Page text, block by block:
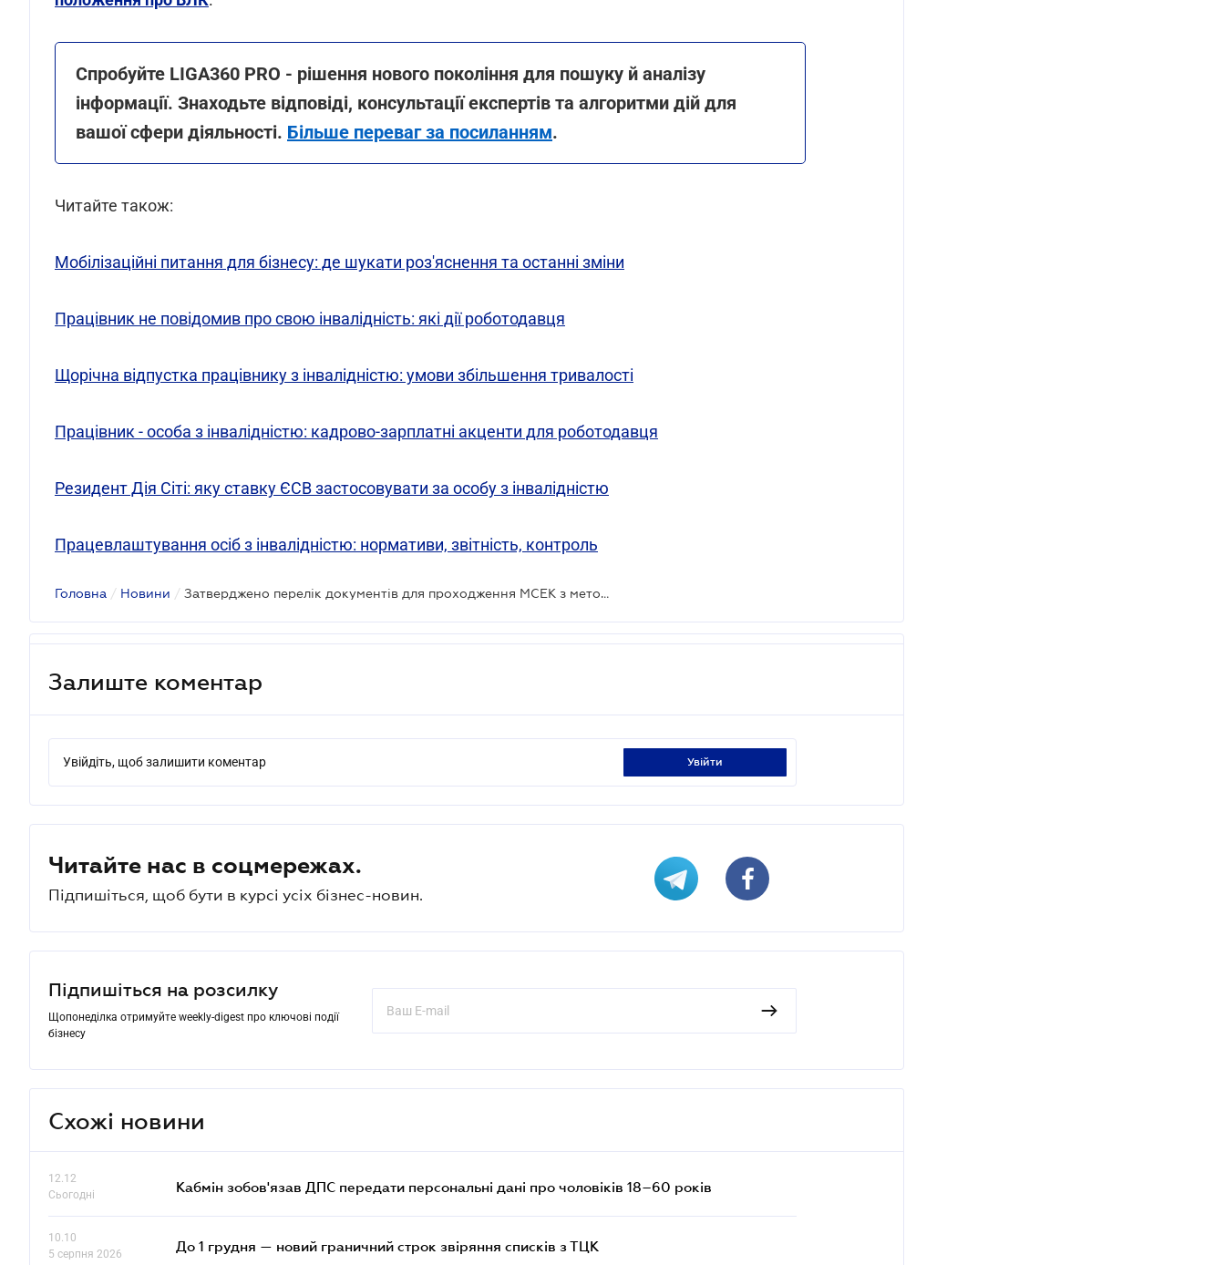
Спробуйте LIGA360 PRO - рішення нового покоління для пошуку й аналізу
інформації. Знаходьте відповіді, консультації експертів та алгоритми дій для
вашої сфери діяльності. Більше переваг за посиланням.
Читайте також:
Мобілізаційні питання для бізнесу: де шукати роз'яснення та останні зміни
Працівник не повідомив про свою інвалідність: які дії роботодавця
Щорічна відпустка працівнику з інвалідністю: умови збільшення тривалості
Працівник - особа з інвалідністю: кадрово-зарплатні акценти для роботодавця
Резидент Дія Сіті: яку ставку ЄСВ застосовувати за особу з інвалідністю
Працевлаштування осіб з інвалідністю: нормативи, звітність, контроль
Головна / Новини / Затверджено перелік документів для проходження МСЕК з метою встановлення (перегляду) інвалідності
Залиште коментар
Увійдіть, щоб залишити коментар увійти
Читайте нас в соцмережах.
Підпишіться, щоб бути в курсі усіх бізнес-новин.
Підпишіться на розсилку
Щопонеділка отримуйте weekly-digest про ключові події
бізнесу
Схожі новини
12.12
Сьогодні
Кабмін зобов'язав ДПС передати персональні дані про чоловіків 18–60 років
10.10
5 серпня 2026
До 1 грудня — новий граничний строк звіряння списків з ТЦК